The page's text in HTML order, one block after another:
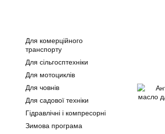
Для комерційного
транспорту
Для сільгосптехніки
Для мотоциклів
Для човнів
Для садової техніки
Гідравлічні і компресорні
Зимова програма